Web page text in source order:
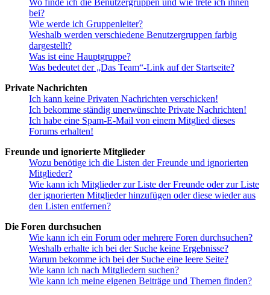
bei?
Wie werde ich Gruppenleiter?
Weshalb werden verschiedene Benutzergruppen farbig
dargestellt?
Was ist eine Hauptgruppe?
Was bedeutet der „Das Team“-Link auf der Startseite?
Private Nachrichten
Ich kann keine Privaten Nachrichten verschicken!
Ich bekomme ständig unerwünschte Private Nachrichten!
Ich habe eine Spam-E-Mail von einem Mitglied dieses
Forums erhalten!
Freunde und ignorierte Mitglieder
Wozu benötige ich die Listen der Freunde und ignorierten
Mitglieder?
Wie kann ich Mitglieder zur Liste der Freunde oder zur Liste
der ignorierten Mitglieder hinzufügen oder diese wieder aus
den Listen entfernen?
Die Foren durchsuchen
Wie kann ich ein Forum oder mehrere Foren durchsuchen?
Weshalb erhalte ich bei der Suche keine Ergebnisse?
Warum bekomme ich bei der Suche eine leere Seite?
Wie kann ich nach Mitgliedern suchen?
Wie kann ich meine eigenen Beiträge und Themen finden?